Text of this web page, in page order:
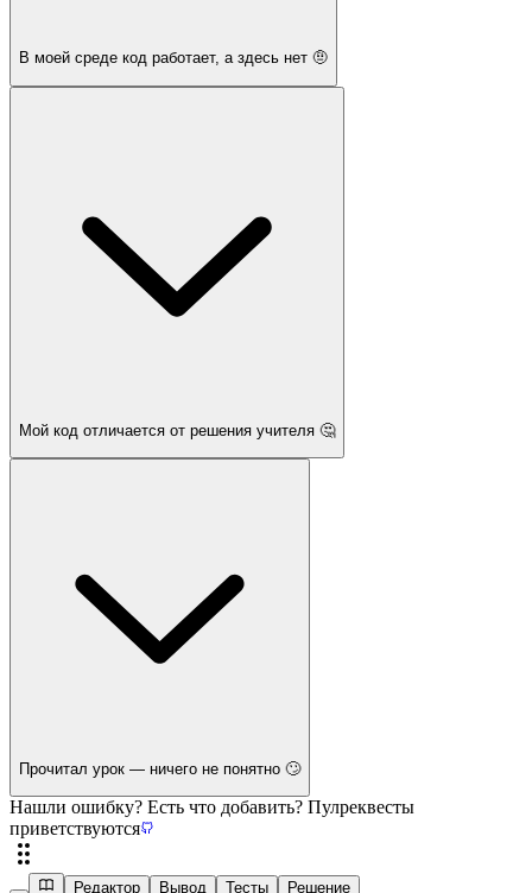
В моей среде код работает, а здесь нет 🤨
Мой код отличается от решения учителя 🤔
Прочитал урок — ничего не понятно 🙄
Нашли ошибку? Есть что добавить? Пулреквесты
приветствуются
Редактор Вывод Тесты Решение